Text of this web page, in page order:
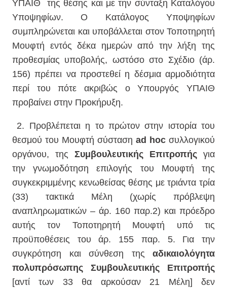
ΥΠΑΙΘ της θέσης και με την σύνταξη Καταλόγου
Υποψηφίων. Ο Κατάλογος Υποψηφίων
συμπληρώνεται και υποβάλλεται στον Τοποτηρητή
Μουφτή εντός δέκα ημερών από την λήξη της
προθεσμίας υποβολής, ωστόσο στο Σχέδιο (άρ.
156) πρέπει να προστεθεί η δέσμια αρμοδιότητα
περί του πότε ακριβώς ο Υπουργός ΥΠΑΙΘ
προβαίνει στην Προκήρυξη.
2. Προβλέπεται η το πρώτον στην ιστορία του
θεσμού του Μουφτή σύσταση ad hoc συλλογικού
οργάνου, της Συμβουλευτικής Επιτροπής για
την γνωμοδότηση επιλογής του Μουφτή της
συγκεκριμμένης κενωθείσας θέσης με τριάντα τρία
(33) τακτικά Μέλη (χωρίς πρόβλεψη
αναπληρωματικών – άρ. 160 παρ.2) και πρόεδρο
αυτής τον Τοποτηρητή Μουφτή υπό τις
προϋποθέσεις του άρ. 155 παρ. 5. Για την
συγκρότηση και σύνθεση της αδικαιολόγητα
πολυπρόσωπης Συμβουλευτικής Επιτροπής
[αντί των 33 θα αρκούσαν 21 Μέλη] δεν